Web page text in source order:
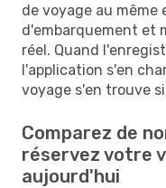
de voyage au
d'embarquement et
réel. Quand
l'application s'en
voyage s'en trouve
Comparez de
réservez votre
aujourd'hui